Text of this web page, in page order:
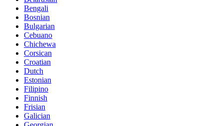
Bengali
Bosnian
Bulgarian
Cebuano
Chichewa
Corsican
Croatian
Dutch
Estonian
Filipino
Finnish
Frisian
Galician